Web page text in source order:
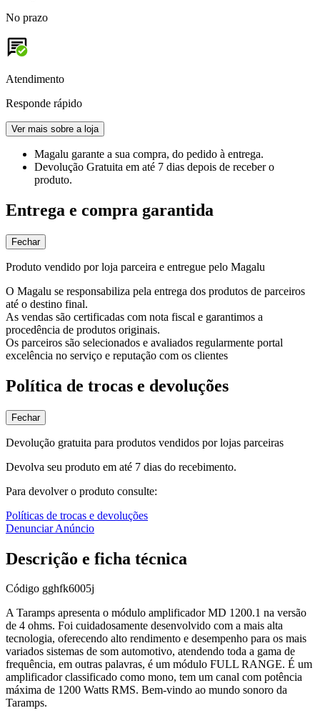
No prazo
Atendimento
Responde rápido
Ver mais sobre a loja
Magalu garante a sua compra, do pedido à entrega.
Devolução Gratuita em até 7 dias depois de receber o
produto.
Entrega e compra garantida
Fechar
Produto vendido por loja parceira e entregue pelo Magalu
O Magalu se responsabiliza pela entrega dos produtos de parceiros
até o destino final.
As vendas são certificadas com nota fiscal e garantimos a
procedência de produtos originais.
Os parceiros são selecionados e avaliados regularmente portal
excelência no serviço e reputação com os clientes
Política de trocas e devoluções
Fechar
Devolução gratuita para produtos vendidos por lojas parceiras
Devolva seu produto em até 7 dias do recebimento.
Para devolver o produto consulte:
Políticas de trocas e devoluções
Denunciar Anúncio
Descrição e ficha técnica
Código gghfk6005j
A Taramps apresenta o módulo amplificador MD 1200.1 na versão
de 4 ohms. Foi cuidadosamente desenvolvido com a mais alta
tecnologia, oferecendo alto rendimento e desempenho para os mais
variados sistemas de som automotivo, atendendo toda a gama de
frequência, em outras palavras, é um módulo FULL RANGE. É um
amplificador classificado como mono, tem um canal com potência
máxima de 1200 Watts RMS. Bem-vindo ao mundo sonoro da
Taramps.